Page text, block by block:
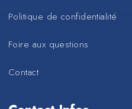
Politique de confidentialité
Foire aux questions
Contact